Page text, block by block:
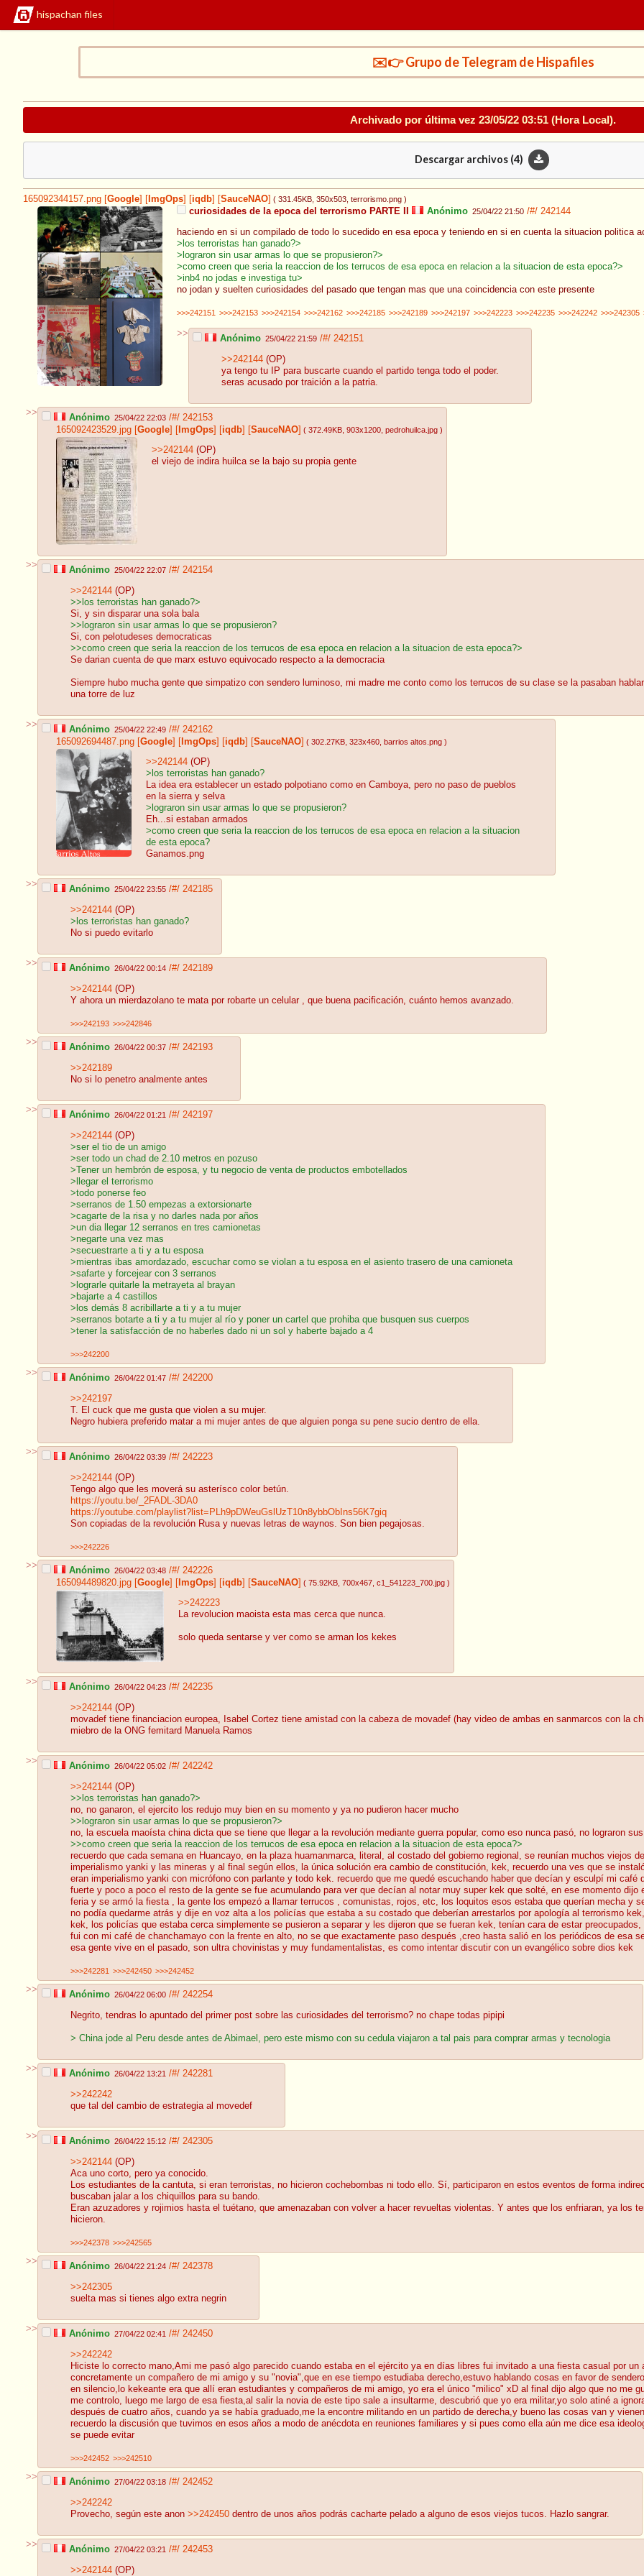
hispachan files
✉️👉 Grupo de Telegram de Hispafiles
Archivado por última vez 23/05/22 03:51 (Hora Local).
Descargar archivos (4)
165092344157.png Google ImgOps iqdb SauceNAO ( 331.45KB , 350x503 , terrorismo.png )
curiosidades de la epoca del terrorismo PARTE II Anónimo 25/04/22 21:50 /#/ 242144
haciendo en si un compilado de todo lo sucedido en esa epoca y teniendo en si en cuenta la situacion politica
>los terroristas han ganado?>
>lograron sin usar armas lo que se propusieron?>
>como creen que seria la reaccion de los terrucos de esa epoca en relacion a la situacion de esta epoca?>
>inb4 no jodas e investiga tu>
no jodan y suelten curiosidades del pasado que tengan mas que una coincidencia con este presente
>>>242151 >>>242153 >>>242154 >>>242162 >>>242185 >>>242189 >>>242197 >>>242223 >>>242235 >>>242242 >>>242305
>> Anónimo 25/04/22 21:59 /#/ 242151
>>242144 (OP)
ya tengo tu IP para buscarte cuando el partido tenga todo el poder.
seras acusado por traición a la patria.
>> Anónimo 25/04/22 22:03 /#/ 242153
165092423529.jpg [Google] [ ImgOps] [iqdb] [SauceNAO] ( 372.49KB , 903x1200 , pedrohuilca.jpg )
>>242144 (OP)
el viejo de indira huilca se la bajo su propia gente
>> Anónimo 25/04/22 22:07 /#/ 242154
>>242144 (OP)
>>los terroristas han ganado?>
Si, y sin disparar una sola bala
>>lograron sin usar armas lo que se propusieron?
Si, con pelotudeses democraticas
>>como creen que seria la reaccion de los terrucos de esa epoca en relacion a la situacion de esta epoca?>
Se darian cuenta de que marx estuvo equivocado respecto a la democracia
Siempre hubo mucha gente que simpatizo con sendero luminoso, mi madre me conto como los terrucos de su clase se la pasaban
una torre de luz
>> Anónimo 25/04/22 22:49 /#/ 242162
165092694487.png [Google] [ ImgOps] [iqdb] [SauceNAO] ( 302.27KB , 323x460 , barrios altos.png )
>>242144 (OP)
>los terroristas han ganado?
La idea era establecer un estado polpotiano como en Camboya, pero no paso de pueblos
en la sierra y selva
>lograron sin usar armas lo que se propusieron?
Eh...si estaban armados
>como creen que seria la reaccion de los terrucos de esa epoca en relacion a la situacion
de esta epoca?
Ganamos.png
>> Anónimo 25/04/22 23:55 /#/ 242185
>>242144 (OP)
>los terroristas han ganado?
No si puedo evitarlo
>> Anónimo 26/04/22 00:14 /#/ 242189
>>242144 (OP)
Y ahora un mierdazolano te mata por robarte un celular , que buena pacificación, cuánto hemos avanzado.
>>>242193 >>>242846
>> Anónimo 26/04/22 00:37 /#/ 242193
>>242189
No si lo penetro analmente antes
>> Anónimo 26/04/22 01:21 /#/ 242197
>>242144 (OP)
>ser el tio de un amigo
>ser todo un chad de 2.10 metros en pozuso
>Tener un hembrón de esposa, y tu negocio de venta de productos embotellados
>llegar el terrorismo
>todo ponerse feo
>serranos de 1.50 empezas a extorsionarte
>cagarte de la risa y no darles nada por años
>un dia llegar 12 serranos en tres camionetas
>negarte una vez mas
>secuestrarte a ti y a tu esposa
>mientras ibas amordazado, escuchar como se violan a tu esposa en el asiento trasero de una camioneta
>safarte y forcejear con 3 serranos
>lograrle quitarle la metrayeta al brayan
>bajarte a 4 castillos
>los demás 8 acribillarte a ti y a tu mujer
>serranos botarte a ti y a tu mujer al río y poner un cartel que prohiba que busquen sus cuerpos
>tener la satisfacción de no haberles dado ni un sol y haberte bajado a 4
>>>242200
>> Anónimo 26/04/22 01:47 /#/ 242200
>>242197
T. El cuck que me gusta que violen a su mujer.
Negro hubiera preferido matar a mi mujer antes de que alguien ponga su pene sucio dentro de ella.
>> Anónimo 26/04/22 03:39 /#/ 242223
>>242144 (OP)
Tengo algo que les moverá su asterísco color betún.
https://youtu.be/_2FADL-3DA0
https://youtube.com/playlist?list=PLh9pDWeuGslUzT10n8ybbObIns56K7giq
Son copiadas de la revolución Rusa y nuevas letras de waynos. Son bien pegajosas.
>>>242226
>> Anónimo 26/04/22 03:48 /#/ 242226
165094489820.jpg [Google] [ ImgOps] [iqdb] [SauceNAO] ( 75.92KB , 700x467 , c1_541223_700.jpg )
>>242223
La revolucion maoista esta mas cerca que nunca.
solo queda sentarse y ver como se arman los kekes
>> Anónimo 26/04/22 04:23 /#/ 242235
>>242144 (OP)
movadef tiene financiacion europea, Isabel Cortez tiene amistad con la cabeza de movadef (hay video de ambas en sanmarcos con la
miebro de la ONG femitard Manuela Ramos
>> Anónimo 26/04/22 05:02 /#/ 242242
>>242144 (OP)
>>los terroristas han ganado?>
no, no ganaron, el ejercito los redujo muy bien en su momento y ya no pudieron hacer mucho
>>lograron sin usar armas lo que se propusieron?>
no, la escuela maoísta china dicta que se tiene que llegar a la revolución mediante guerra popular, como eso nunca pasó, no lograron
>>como creen que seria la reaccion de los terrucos de esa epoca en relacion a la situacion de esta epoca?>
recuerdo que cada semana en Huancayo, en la plaza huamanmarca, literal, al costado del gobierno regional, se reunían muchos viejos
imperialismo yanki y las mineras y al final según ellos, la única solución era cambio de constitución, kek, recuerdo una ves que se
eran imperialismo yanki con micrófono con parlante y todo kek. recuerdo que me quedé escuchando haber que decían y esculpí mi
fuerte y poco a poco el resto de la gente se fue acumulando para ver que decían al notar muy super kek que solté, en ese momento
feria y se armó la fiesta , la gente los empezó a llamar terrucos , comunistas, rojos, etc, los loquitos esos estaba que querían mecha y
no podía quedarme atrás y dije en voz alta a los policías que estaba a su costado que deberían arrestarlos por apología al terrorismo
kek, los policías que estaba cerca simplemente se pusieron a separar y les dijeron que se fueran kek, tenían cara de estar
fui con mi café de chanchamayo con la frente en alto, no se que exactamente paso después ,creo hasta salió en los periódicos de esa
esa gente vive en el pasado, son ultra chovinistas y muy fundamentalistas, es como intentar discutir con un evangélico sobre dios kek
>>>242281 >>>242450 >>>242452
>> Anónimo 26/04/22 06:00 /#/ 242254
Negrito, tendras lo apuntado del primer post sobre las curiosidades del terrorismo? no chape todas pipipi
> China jode al Peru desde antes de Abimael, pero este mismo con su cedula viajaron a tal pais para comprar armas y tecnologia
>> Anónimo 26/04/22 13:21 /#/ 242281
>>242242
que tal del cambio de estrategia al movedef
>> Anónimo 26/04/22 15:12 /#/ 242305
>>242144 (OP)
Aca uno corto, pero ya conocido.
Los estudiantes de la cantuta, si eran terroristas, no hicieron cochebombas ni todo ello. Sí, participaron en estos eventos de forma
buscaban jalar a los chiquillos para su bando.
Eran azuzadores y rojimios hasta el tuétano, que amenazaban con volver a hacer revueltas violentas. Y antes que los enfriaran, ya los
hicieron.
>>>242378 >>>242565
>> Anónimo 26/04/22 21:24 /#/ 242378
>>242305
suelta mas si tienes algo extra negrin
>> Anónimo 27/04/22 02:41 /#/ 242450
>>242242
Hiciste lo correcto mano,Ami me pasó algo parecido cuando estaba en el ejército ya en días libres fui invitado a una fiesta casual por
concretamente un compañero de mi amigo y su "novia",que en ese tiempo estudiaba derecho,estuvo hablando cosas en favor de
en silencio,lo kekeante era que allí eran estudiantes y compañeros de mi amigo, yo era el único "milico" xD al final dijo algo que no me
me controlo, luego me largo de esa fiesta,al salir la novia de este tipo sale a insultarme, descubrió que yo era militar,yo solo atiné a
después de cuatro años, cuando ya se había graduado,me la encontre militando en un partido de derecha,y bueno las cosas van y
recuerdo la discusión que tuvimos en esos años a modo de anécdota en reuniones familiares y si pues como ella aún me dice esa
se puede evitar
>>>242452 >>>242510
>> Anónimo 27/04/22 03:18 /#/ 242452
>>242242
Provecho, según este anon >>242450 dentro de unos años podrás cacharte pelado a alguno de esos viejos tucos. Hazlo sangrar.
>> Anónimo 27/04/22 03:21 /#/ 242453
>>242144 (OP)